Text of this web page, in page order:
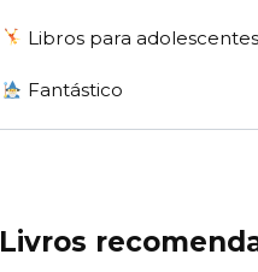
Libros para adolescentes
Fantástico
Livros